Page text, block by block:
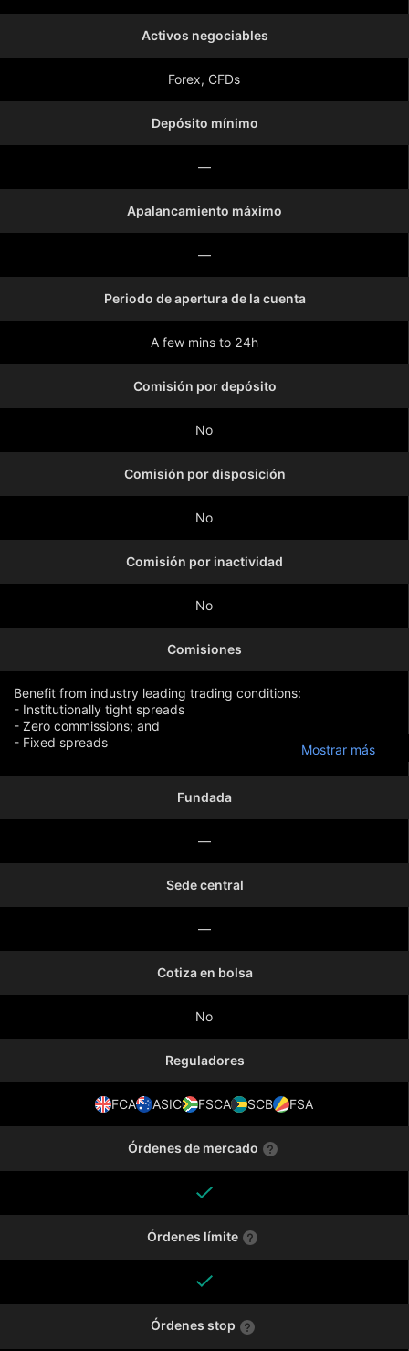
Activos negociables
Forex, CFDs
Depósito mínimo
—
Apalancamiento máximo
—
Periodo de apertura de la cuenta
A few mins to 24h
Comisión por depósito
No
Comisión por disposición
No
Comisión por inactividad
No
Comisiones
Benefit from industry leading trading conditions:
- Institutionally tight spreads
- Zero commissions; and
- Fixed spreads
EUR/USD spread fixed at 0.5 pips
Wall Steet 30 spread fixed at 1.9 points
Mostrar más
Fundada
—
Sede central
—
Cotiza en bolsa
No
Reguladores
FCA ASIC FSCA SCB FSA
Órdenes de mercado
Órdenes límite
Órdenes stop